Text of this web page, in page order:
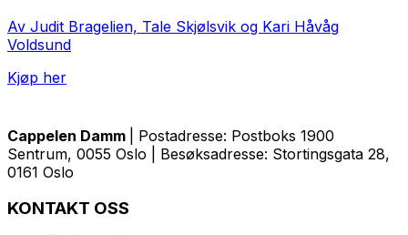
Av Judit Bragelien, Tale Skjølsvik og Kari Håvåg
Voldsund
Kjøp her
Cappelen Damm
| Postadresse: Postboks 1900
Sentrum, 0055 Oslo | Besøksadresse: Stortingsgata 28,
0161 Oslo
KONTAKT OSS